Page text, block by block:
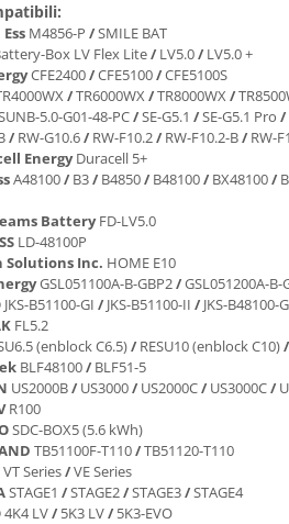
M4856-P /SMILE BAT
Box LV Flex Lite/ LV5.0/ LV5.0 +
CFE2400/CFE5100/CFE5100S
/TR6000WX/TR8000WX/
5.0-G01-48-PC/SE-G5.1 /SE-G5.1 Pro /
/ RW-G10.6/ RW-F10.2/ RW-F10.2-B/ RW-
EnergyDuracell 5+
A48100/ B3/ B4850/ B48100/ BX48100/
BatteryFD-LV5.0
LD-48100P
Solutions Inc. HOME E10
GSL051100A-B-GBP2/GSL051200A-B-
JKS-B51100-GI / JKS-B51100-II / JKS-B48100-
FL5.2
(enblock C6.5)/ RESU10 (enblock C10)/
BLF48100/ BLF51-5
US2000B/ US3000/ US2000C/ US3000C/
R100
SDC-BOX5 (5.6 kWh)
TB51100F-T110/TB51120-T110
VT Series/VE Series
STAGE1 /STAGE2/STAGE3/STAGE4
4K4 LV/ 5K3 LV/ 5K3-EVO